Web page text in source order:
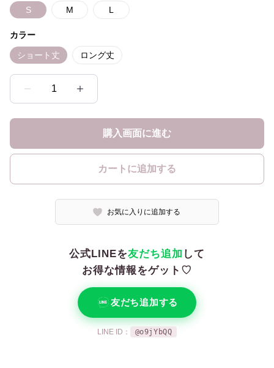
S M L
カラー
ショート丈 ロング丈
1
購入画面に進む
カートに追加する
お気に入りに追加する
公式LINEを友だち追加 して
お得な情報をゲット♡
友だち追加する
LINE ID： @o9jYbQQ